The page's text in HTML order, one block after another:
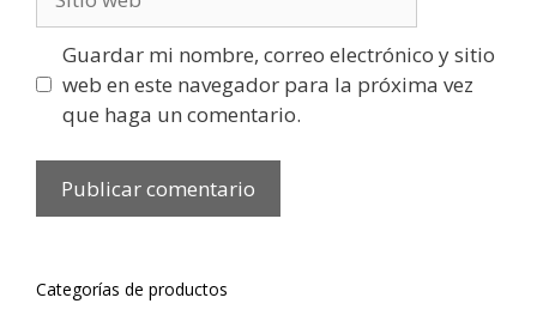
web
Guardar mi nombre, correo electrónico y sitio
web en este navegador para la próxima vez
que haga un comentario.
Categorías de productos